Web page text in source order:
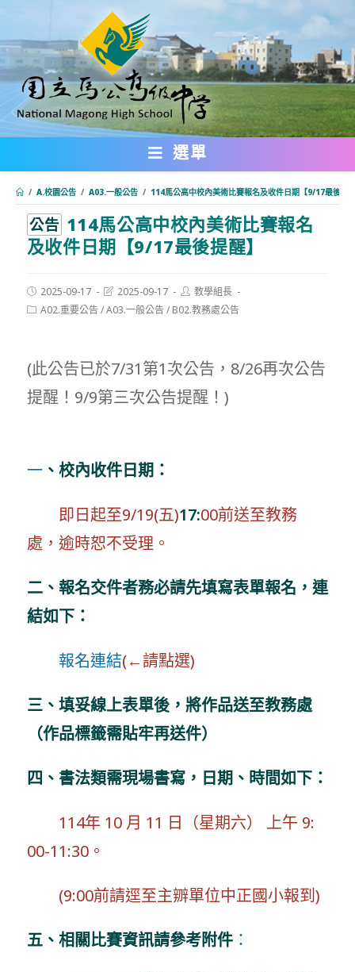
轉
主
要
內
選單
/ A.校園公告 / A03.一般公告 / 114馬公高中校內美術比賽報名及收件日期【9/17最後提
公告 114馬公高中校內美術比賽報名
及收件日期【9/17最後提醒】
Post
published:
2025-09-17
Post
modified:
2025-09-17
Post
author:
教學組長
PostA02.重要公告/A03.一般公告/ B02.教務處公告
(此公告已於7/31第1次公告，8/26再次公告
提醒！9/9第三次公告提醒！)
一、校內收件日期：
即日起至9/19(五)17:00前送至教務
處，逾時恕不受理。
二、報名交件者務必請先填寫表單報名，連
結如下：
報名連結(←請點選)
三、填妥線上表單後，將作品送至教務處
（作品標籤需貼牢再送件）
四、書法類需現場書寫，日期、時間如下：
114年 10 月 11 日（星期六） 上午 9:
00-11:30。
(9:00前請逕至主辧單位中正國小報到)
五、相關比賽資訊請參考附件：